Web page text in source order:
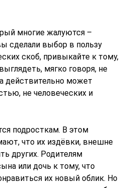
многие жалуются –
сделали выбор в пользу
скоб, привыкайте к тому,
мягко говоря, не
действительно может
не человеческих и
подросткам. В этом
что их издёвки, внешне
других. Родителям
или дочь к тому, что
их новый облик. Но